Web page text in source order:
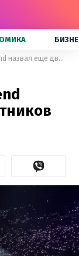
Фестиваль Atlas Weekend назвал еще двоих участников